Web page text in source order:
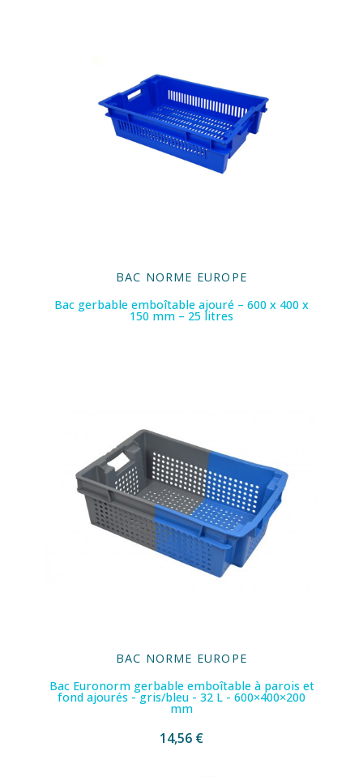
BAC NORME EUROPE
Bac gerbable emboîtable ajouré – 600 x 400 x
150 mm – 25 litres
BAC NORME EUROPE
Bac Euronorm gerbable emboîtable à parois et
fond ajourés - gris/bleu - 32 L - 600×400×200
mm
14,56 €